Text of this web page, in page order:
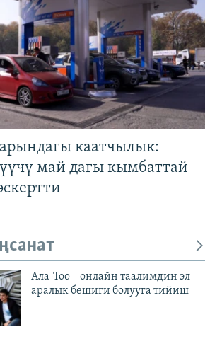
каатчылык:
май дагы кымбаттай
Ала-Тоо – онлайн таалимдин эл
аралык бешиги болууга тийиш